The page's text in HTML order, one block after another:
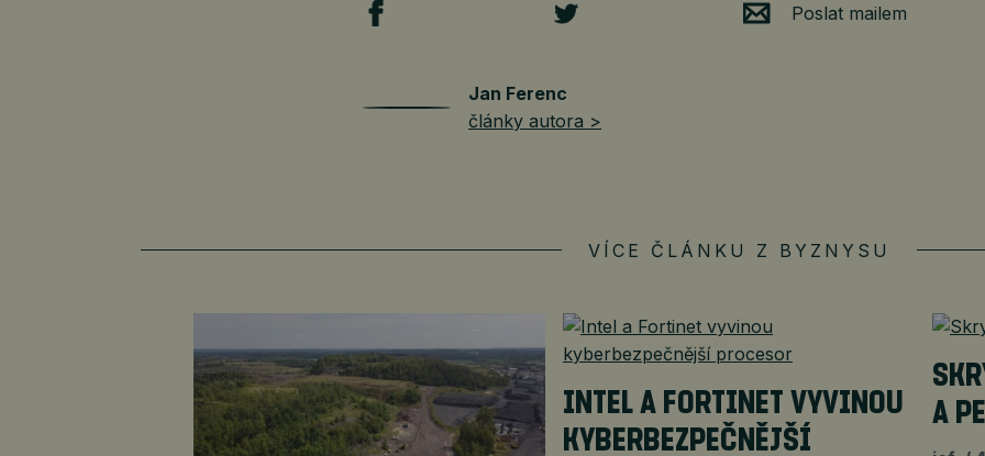
Poslat mailem
Jan Ferenc
články autora >
VÍCE ČLÁNKU Z BYZNYSU
INTEL A FORTINET VYVINOU
KYBERBEZPEČNĚJŠÍ
A